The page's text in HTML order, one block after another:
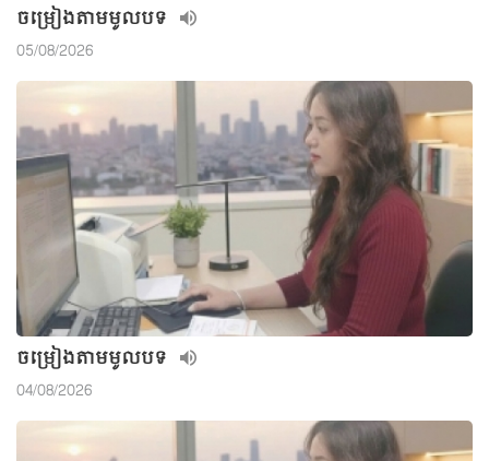
ចម្រៀងតាមមូលបទ
05/08/2026
ចម្រៀងតាមមូលបទ
04/08/2026